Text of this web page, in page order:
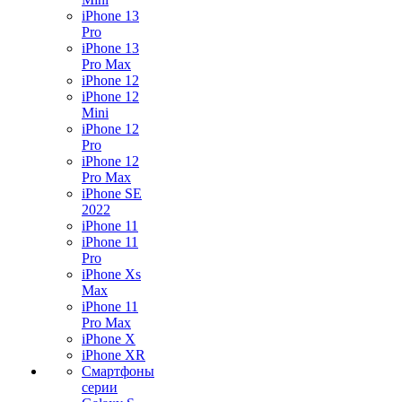
iPhone 13
Pro
iPhone 13
Pro Max
iPhone 12
iPhone 12
Mini
iPhone 12
Pro
iPhone 12
Pro Max
iPhone SE
2022
iPhone 11
iPhone 11
Pro
iPhone Xs
Max
iPhone 11
Pro Max
iPhone X
iPhone XR
Смартфоны
серии